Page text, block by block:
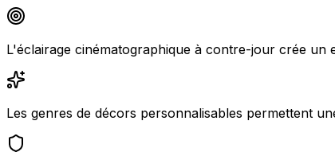
L'éclairage cinématographique à contre-jour crée
Les genres de décors personnalisables permettent